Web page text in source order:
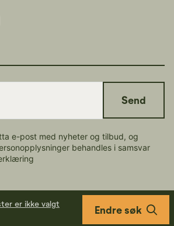
er ikke valgt
Endre søk
e-post med nyheter og tilbud, og
behandles i samsvar
Send